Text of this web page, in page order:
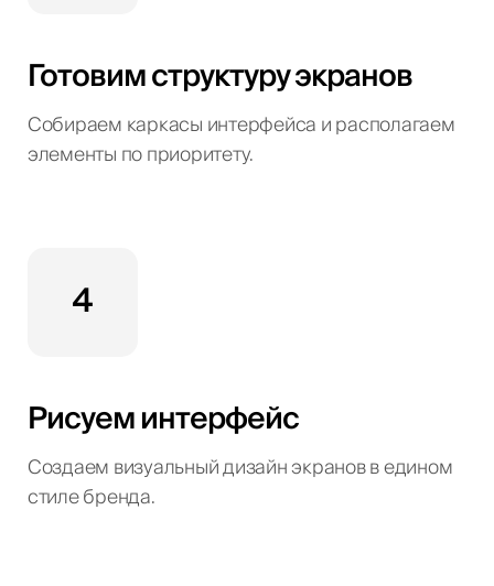
Готовим структуру экранов
Собираем каркасы интерфейса и располагаем
элементы по приоритету.
4
Рисуем интерфейс
Создаем визуальный дизайн экранов в едином
стиле бренда.